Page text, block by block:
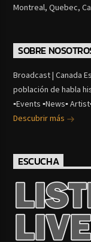
Montreal, Quebec,
SOBRE
Broadcast | Canada
población de habla
▪Events ▪News▪
Descubrir más
ESCUCHA